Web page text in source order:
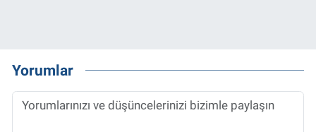
Yorumlar